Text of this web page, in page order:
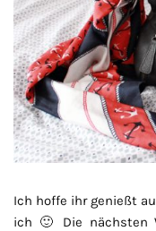
Ich hoffe ihr genießt
ich 🙂 Die nächsten